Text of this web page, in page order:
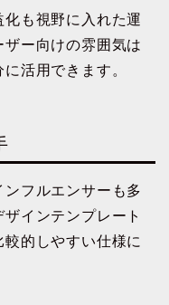
も視野に入れた運
ー向けの雰囲気は
活用できます。
フルエンサーも多
インテンプレート
的しやすい仕様に